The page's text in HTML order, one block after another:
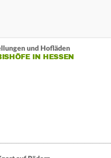
und Hofläden
IN HESSEN